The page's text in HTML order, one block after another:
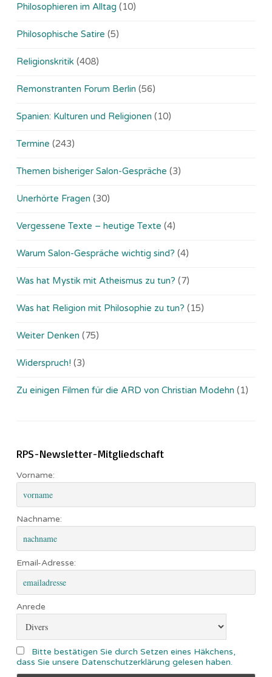
Philosophieren im Alltag (10)
Philosophische Satire (5)
Religionskritik (408)
Remonstranten Forum Berlin (56)
Spanien: Kulturen und Religionen (10)
Termine (243)
Themen bisheriger Salon-Gespräche (3)
Unerhörte Fragen (30)
Vergessene Texte – heutige Texte (4)
Warum Salon-Gespräche wichtig sind? (4)
Was hat Mystik mit Atheismus zu tun? (7)
Was hat Religion mit Philosophie zu tun? (15)
Weiter Denken (75)
Widerspruch! (3)
Zu einigen Filmen für die ARD von Christian Modehn (1)
RPS-Newsletter-Mitgliedschaft
Vorname:
Nachname:
Email-Adresse:
Anrede
Bitte bestätigen Sie durch Setzen eines Häkchens,
dass Sie unsere Datenschutzerklärung gelesen haben.